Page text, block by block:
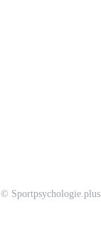
© Sportpsychologie.plus